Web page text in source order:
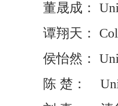
董晟成：
谭翔天：
侯怡然：
陈 楚：